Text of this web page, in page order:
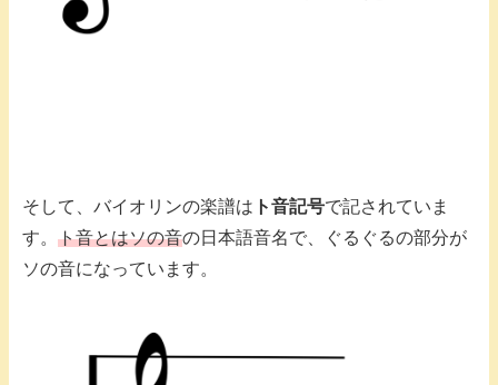
そして、バイオリンの楽譜は ト音記号で記されていま
す。 ト音とはソの音の日本語音名で、ぐるぐるの部分が
ソの音になっています。